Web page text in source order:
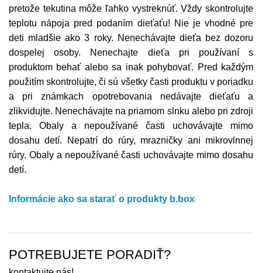
pretože tekutina môže ľahko vystreknúť. Vždy skontrolujte
teplotu nápoja pred podaním dieťaťu! Nie je vhodné pre
deti mladšie ako 3 roky. Nenechávajte dieťa bez dozoru
dospelej osoby. Nenechajte dieťa pri používaní s
produktom behať alebo sa inak pohybovať. Pred každým
použitím skontrolujte, či sú všetky časti produktu v poriadku
a pri známkach opotrebovania nedávajte dieťaťu a
zlikvidujte. Nenechávajte na priamom slnku alebo pri zdroji
tepla. Obaly a nepoužívané časti uchovávajte mimo
dosahu detí. Nepatrí do rúry, mrazničky ani mikrovlnnej
rúry. Obaly a nepoužívané časti uchovávajte mimo dosahu
detí.
Informácie ako sa starať o produkty b.box
POTREBUJETE PORADIŤ?